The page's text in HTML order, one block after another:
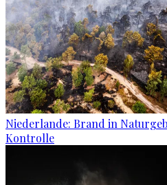
Niederlande: Brand in
Kontrolle